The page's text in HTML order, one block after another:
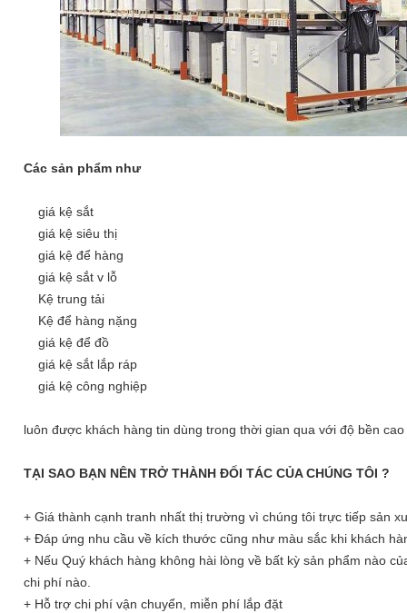
Các sản phẩm như
giá kệ sắt
giá kệ siêu thị
giá kệ để hàng
giá kệ sắt v lỗ
Kệ trung tải
Kệ để hàng nặng
giá kệ để đồ
giá kệ sắt lắp ráp
giá kệ công nghiệp
luôn được khách hàng tin dùng trong thời gian qua với độ bền
TẠI SAO BẠN NÊN TRỞ THÀNH ĐỐI TÁC CỦA CHÚNG TÔI ?
+ Giá thành cạnh tranh nhất thị trường vì chúng tôi trực tiếp sản
+ Đáp ứng nhu cầu về kích thước cũng như màu sắc khi khách
+ Nếu Quý khách hàng không hài lòng về bất kỳ sản phẩm nào
chi phí nào.
+ Hỗ trợ chi phí vận chuyển, miễn phí lắp đặt